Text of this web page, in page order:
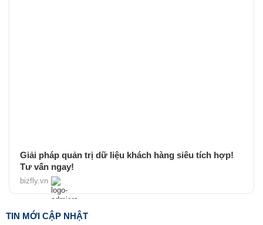
Giải pháp quản trị dữ liệu khách hàng siêu tích hợp!
Tư vấn ngay!
bizfly.vn
TIN MỚI CẬP NHẬT